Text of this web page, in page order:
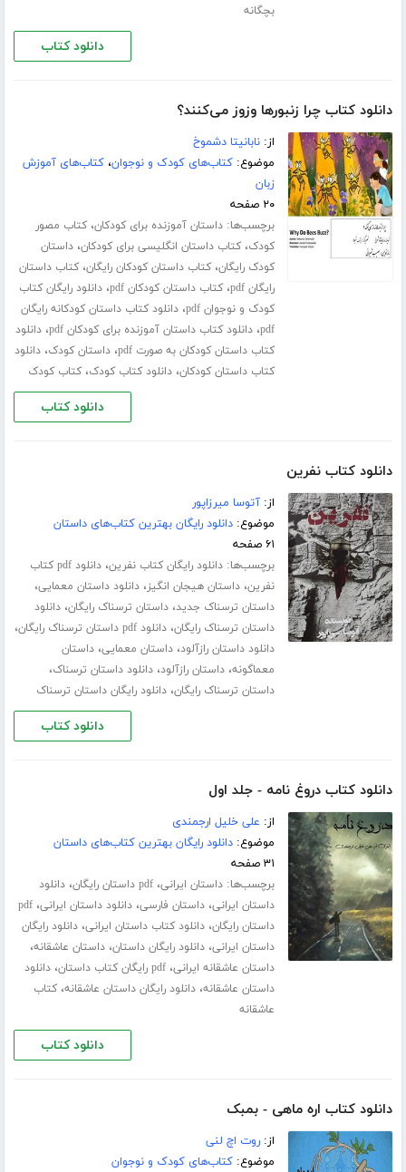
بچگانه
دانلود کتاب
دانلود کتاب چرا زنبورها وزوز می‌کنند؟
از:نابانیتا دشموخ
موضوع:کتاب‌های کودک و نوجوان،کتاب‌های آموزش
زبان
۲۰ صفحه
برچسب‌ها:داستان آموزنده برای کودکان،کتاب مصور
کودک،کتاب داستان انگلیسی برای کودکان،داستان
کودک رایگان،کتاب داستان کودکان رایگان،کتاب داستان
رایگان pdf
،کتاب داستان کودکان pdf ،دانلود رایگان کتاب
کودک و نوجوان pdf
،دانلود کتاب داستان کودکانه رایگان
pdf،دانلود کتاب داستان آموزنده برای کودکان pdf ،دانلود
کتاب داستان کودکان به صورت pdf
،داستان کودک،دانلود
کتاب داستان کودکان،دانلود کتاب کودک،کتاب کودک
دانلود کتاب
دانلود کتاب نفرین
از:آتوسا میرزاپور
موضوع:دانلود رایگان بهترین کتاب‌های داستان
۶۱ صفحه
برچسب‌ها:دانلود رایگان کتاب نفرین،
دانلود pdf کتاب
نفرین،داستان هیجان انگیز،دانلود داستان معمایی،
داستان ترسناک جدید،داستان ترسناک رایگان،دانلود
داستان ترسناک رایگان،دانلود pdf داستان ترسناک رایگان ،
دانلود داستان رازآلود،داستان معمایی،داستان
معماگونه،داستان رازآلود،دانلود داستان ترسناک،
داستان ترسناک رایگان،دانلود رایگان داستان ترسناک
دانلود کتاب
دانلود کتاب دروغ نامه - جلد اول
از: علی خلیل ارجمندی
موضوع:دانلود رایگان بهترین کتاب‌های داستان
۳۱ صفحه
برچسب‌ها:داستان ایرانی،pdf داستان رایگان ،دانلود
داستان ایرانی،داستان فارسی،دانلود داستان ایرانی،pdf
داستان رایگان،دانلود کتاب داستان ایرانی،دانلود رایگان
داستان ایرانی،دانلود رایگان داستان،داستان عاشقانه،
داستان عاشقانه ایرانی،pdf رایگان کتاب داستان ،دانلود
داستان عاشقانه،دانلود رایگان داستان عاشقانه،کتاب
عاشقانه
دانلود کتاب
دانلود کتاب اره ماهی - بمبک
از:روت اچ لنی
موضوع:کتاب‌های کودک و نوجوان